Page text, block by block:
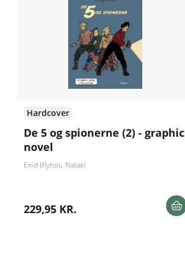
Hardcover
De 5 og spionerne (2) - graphic
novel
Enid Blyton Nataël
229,95 KR.